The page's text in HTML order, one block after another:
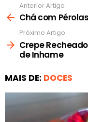
mais
Anterior Artigo
Chá com
Próximo Artigo
Crepe
de Inhame
MAIS DE: DOCES